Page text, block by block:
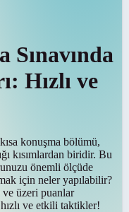
Sınavında
Hızlı ve
konuşma bölümü,
kısımlardan biridir. Bu
önemli ölçüde
için neler yapılabilir?
ve üzeri puanlar
ve etkili taktikler!